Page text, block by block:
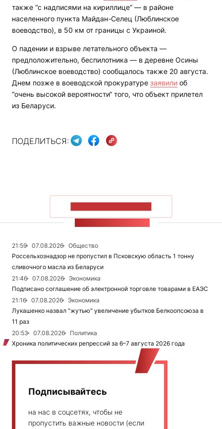
также “с надписями на кириллице“ — в районе
населенного пункта Майдан-Селец (Люблинское
воеводство), в 50 км от границы с Украиной.
О падении и взрыве летательного объекта —
предположительно, беспилотника — в деревне Осины
(Люблинское воеводство) сообщалось также 20 августа.
Днем позже в воеводской прокуратуре заявили об
“очень высокой вероятности“ того, что объект прилетел
из Беларуси.
ПОДЕЛИТЬСЯ:
21:59 07.08.2026
Общество
Россельхознадзор не пропустил в Псковскую область 1 тонну
сливочного масла из Беларуси
21:46
07.08.2026
Экономика
Подписано соглашение об электронной торговле товарами в ЕАЭС
21:16
07.08.2026
Экономика
Лукашенко назвал "жутью" увеличение убытков Белкоопсоюза в
11 раз
20:53
07.08.2026
Политика
Хроника политических репрессий за 6–7 августа 2026 года
Подписывайтесь
на нас в соцсетях, чтобы не
пропустить важные новости (если